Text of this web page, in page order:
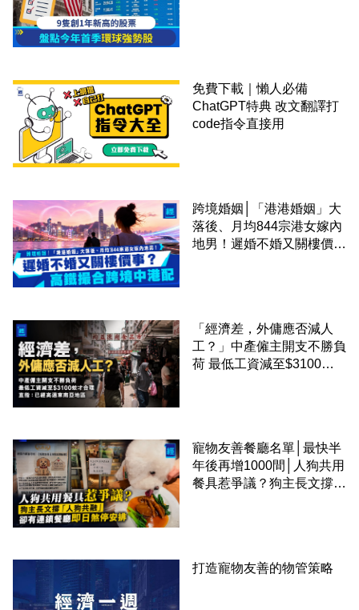
免費下載｜懶人必備
ChatGPT特典 改文翻譯打
code指令直接用
跨境婚姻│「港港婚姻」大
落後、月均844宗港女嫁內
地男！遲婚不婚又關樓價
「經濟差，外傭應否減人
工？」中產僱主開支不勝負
荷 最低工資減至$3100蚊
寵物友善餐廳名單│最快半
年後再增1000間│人狗共用
餐具惹爭議？狗主長文撐
打造寵物友善的物管策略